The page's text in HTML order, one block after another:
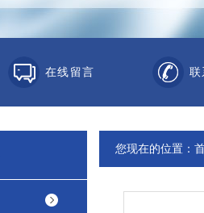
在线留言 联
您现在的位置：